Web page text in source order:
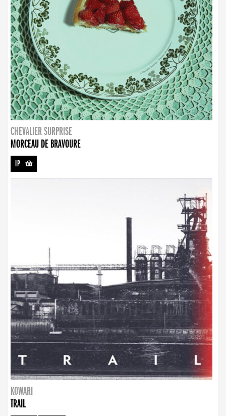
CHEVALIER SURPRISE
MORCEAU DE BRAVOURE
LP-
KOWARI
TRAIL